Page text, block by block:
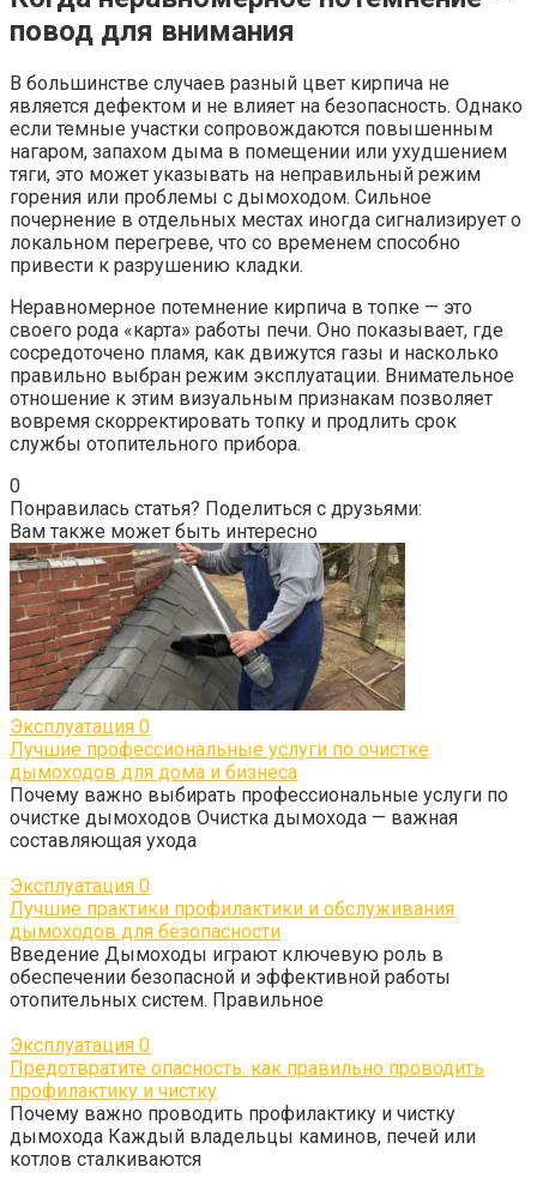
повод для внимания
В большинстве случаев разный цвет кирпича не
является дефектом и не влияет на безопасность. Однако
если темные участки сопровождаются повышенным
нагаром, запахом дыма в помещении или ухудшением
тяги, это может указывать на неправильный режим
горения или проблемы с дымоходом. Сильное
почернение в отдельных местах иногда сигнализирует о
локальном перегреве, что со временем способно
привести к разрушению кладки.
Неравномерное потемнение кирпича в топке — это
своего рода «карта» работы печи. Оно показывает, где
сосредоточено пламя, как движутся газы и насколько
правильно выбран режим эксплуатации. Внимательное
отношение к этим визуальным признакам позволяет
вовремя скорректировать топку и продлить срок
службы отопительного прибора.
0
Понравилась статья? Поделиться с друзьями:
Вам также может быть интересно
Эксплуатация 0
Лучшие профессиональные услуги по очистке
дымоходов для дома и бизнеса
Почему важно выбирать профессиональные услуги по
очистке дымоходов Очистка дымохода — важная
составляющая ухода
Эксплуатация 0
Лучшие практики профилактики и обслуживания
дымоходов для безопасности
Введение Дымоходы играют ключевую роль в
обеспечении безопасной и эффективной работы
отопительных систем. Правильное
Эксплуатация 0
Предотвратите опасность: как правильно проводить
профилактику и чистку
Почему важно проводить профилактику и чистку
дымохода Каждый владельцы каминов, печей или
котлов сталкиваются